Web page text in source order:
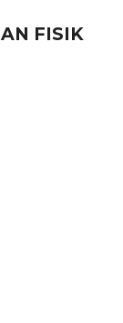
FISIK